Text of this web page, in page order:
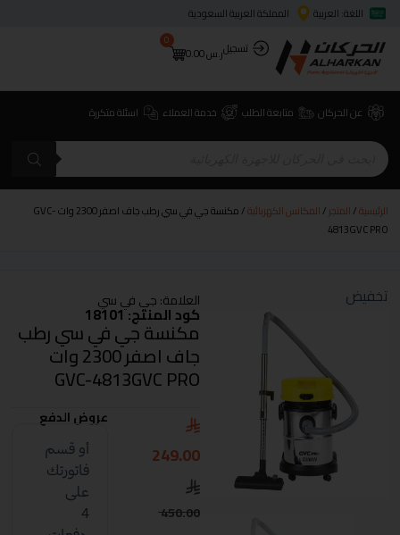
اللغة: العربية
المملكة العربية السعودية
تسجيلر.س0.00
0
عن الحركان متابعة الطلب خدمة العملاء اسئلة متكررة
الرئيسية/المتجر/المكانس الكهربائية
/ مكنسة جي في سي رطب جاف اصفر 2300 وات GVC-
4813GVC PRO
تخفيض العلامة:جي في سي
كود المنتج: 18101
مكنسة جي في سي رطب
جاف اصفر 2300 وات
GVC-4813GVC PRO
450.00
249.00
عروض الدفع